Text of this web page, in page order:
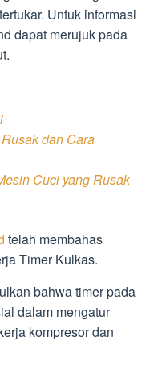
Untuk informasi
dapat merujuk pada
dan Cara
Cuci yang Rusak
telah membahas
Timer Kulkas.
bahwa timer pada
dalam mengatur
kompresor dan